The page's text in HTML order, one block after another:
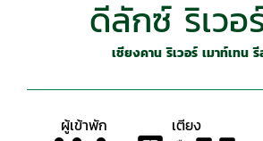
ดีลักซ์ ริเวอ
เชียงคาน ริเวอร์ เมาท์เทน
ผู้เข้าพัก เตียง